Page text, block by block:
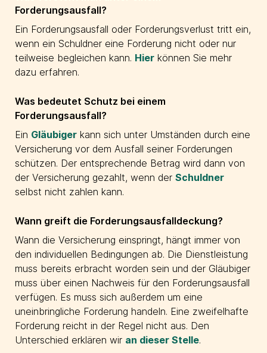
Forderungsausfall?
Ein Forderungsausfall oder Forderungsverlust tritt ein,
wenn ein Schuldner eine Forderung nicht oder nur
teilweise begleichen kann. Hier können Sie mehr
dazu erfahren.
Was bedeutet Schutz bei einem
Forderungsausfall?
Ein Gläubiger kann sich unter Umständen durch eine
Versicherung vor dem Ausfall seiner Forderungen
schützen. Der entsprechende Betrag wird dann von
der Versicherung gezahlt, wenn der Schuldner
selbst nicht zahlen kann.
Wann greift die Forderungsausfalldeckung?
Wann die Versicherung einspringt, hängt immer von
den individuellen Bedingungen ab. Die Dienstleistung
muss bereits erbracht worden sein und der Gläubiger
muss über einen Nachweis für den Forderungsausfall
verfügen. Es muss sich außerdem um eine
uneinbringliche Forderung handeln. Eine zweifelhafte
Forderung reicht in der Regel nicht aus. Den
Unterschied erklären wir an dieser Stelle.